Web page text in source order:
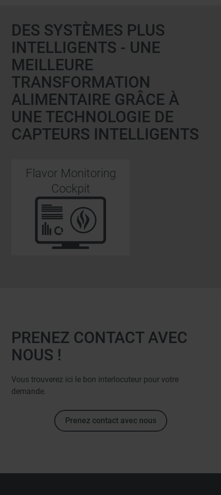
DES SYSTÈMES PLUS
INTELLIGENTS - UNE
MEILLEURE
TRANSFORMATION
ALIMENTAIRE GRÂCE À
UNE TECHNOLOGIE DE
CAPTEURS INTELLIGENTS
Flavor Monitoring
Cockpit
PRENEZ CONTACT AVEC
NOUS !
Vous trouverez ici le bon interlocuteur pour votre
demande.
Prenez contact avec nous